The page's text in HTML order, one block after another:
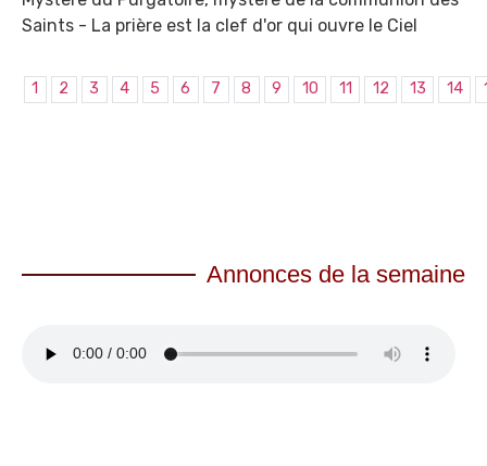
Saints - La prière est la clef d'or qui ouvre le Ciel
1 2 3 4 5 6 7 8 9 10 11 12 13 14
Annonces de la semaine